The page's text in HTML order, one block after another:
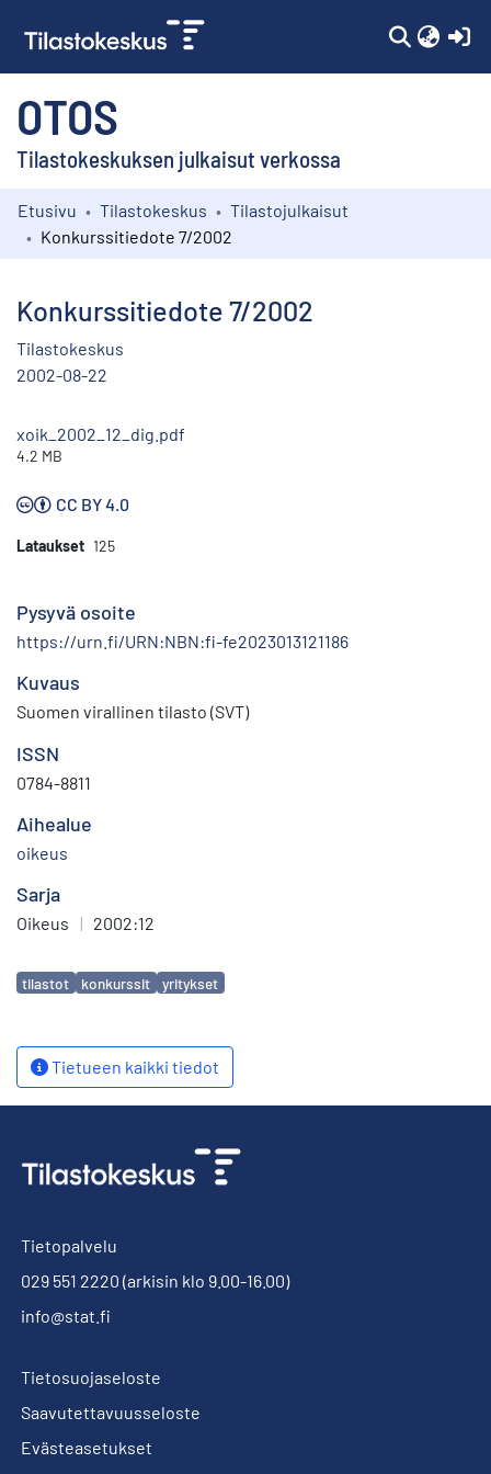
OTOS
Tilastokeskuksen julkaisut verkossa
Kokoelmat
Etusivu Tilastokeskus
Tilastojulkaisut
Konkurssitiedote 7/2002
Konkurssitiedote 7/2002
Tilastokeskus
2002-08-22
xoik_2002_12_dig.pdf
4.2 MB
CC BY 4.0
Lataukset 125
Pysyvä osoite
https://urn.fi/URN:NBN:fi-fe2023013121186
Kuvaus
Suomen virallinen tilasto (SVT)
ISSN
0784-8811
Aihealue
oikeus
Sarja
Oikeus | 2002:12
Avainsanat
tilastot konkurssit yritykset
Tietueen kaikki tiedot
Tietopalvelu
029 551 2220 (arkisin klo 9.00-16.00)
info@stat.fi
Tietosuojaseloste
Saavutettavuusseloste
Evästeasetukset